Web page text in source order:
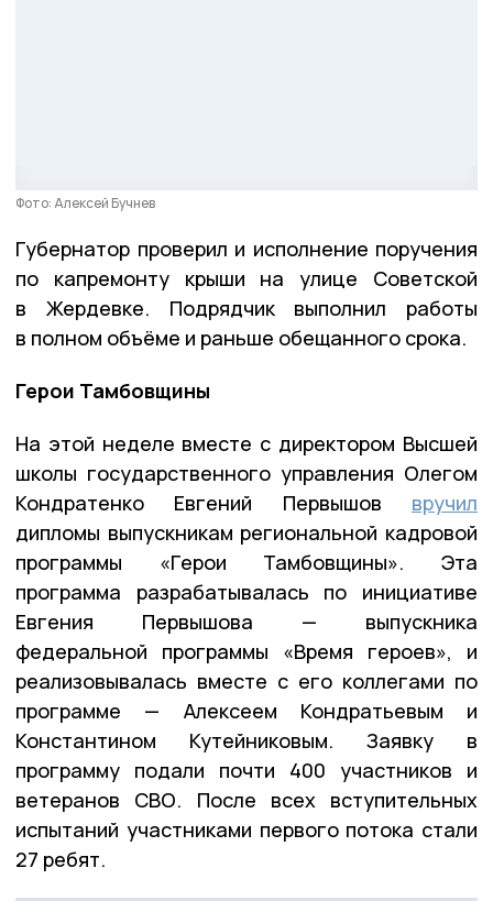
Фото: Алексей Бучнев
Губернатор проверил и исполнение поручения
по капремонту крыши на улице Советской
в Жердевке. Подрядчик выполнил работы
в полном объёме и раньше обещанного срока.
Герои Тамбовщины
На этой неделе вместе с директором Высшей
школы государственного управления Олегом
Кондратенко Евгений Первышов вручил
дипломы выпускникам региональной кадровой
программы «Герои Тамбовщины». Эта
программа разрабатывалась по инициативе
Евгения Первышова — выпускника
федеральной программы «Время героев», и
реализовывалась вместе с его коллегами по
программе — Алексеем Кондратьевым и
Константином Кутейниковым. Заявку в
программу подали почти 400 участников и
ветеранов СВО. После всех вступительных
испытаний участниками первого потока стали
27 ребят.